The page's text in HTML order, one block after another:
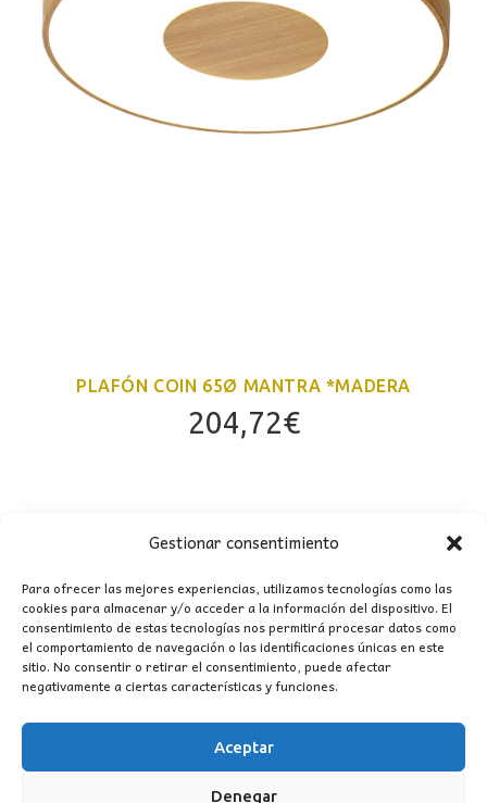
Gestionar consentimiento
Para ofrecer las mejores experiencias, utilizamos tecnologías como las
cookies para almacenar y/o acceder a la información del dispositivo. El
consentimiento de estas tecnologías nos permitirá procesar datos como
el comportamiento de navegación o las identificaciones únicas en este
sitio. No consentir o retirar el consentimiento, puede afectar
negativamente a ciertas características y funciones.
Aceptar
Denegar
PLAFÓN COIN 65Ø MANTRA *MADERA
204,72€
CONTACTO